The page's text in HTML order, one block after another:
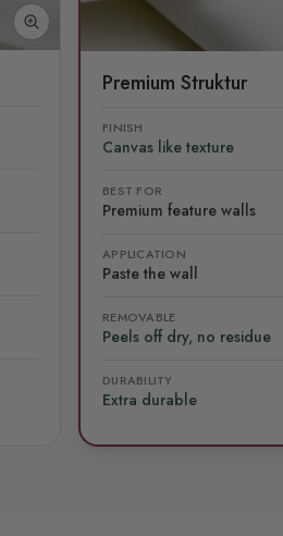
Premium Struktur
FINISH
Canvas like texture
BEST FOR
Premium feature walls
APPLICATION
Paste the wall
REMOVABLE
Peels off dry, no residue
DURABILITY
Extra durable